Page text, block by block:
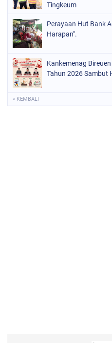
Tingkeum
Perayaan Hut Bank
Harapan".
Kankemenag
Tahun 2026 Sambut
« KEMBALI